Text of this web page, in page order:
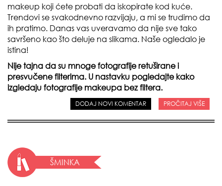
makeup koji ćete probati da iskopirate kod kuće.
Trendovi se svakodnevno razvijaju, a mi se trudimo da
ih pratimo. Danas vas uveravamo da nije sve tako
savršeno kao što deluje na slikama. Naše ogledalo je
istina!
Nije tajna da su mnoge fotografije retuširane i
presvučene filterima. U nastavku pogledajte kako
izgledaju fotografije makeupa bez filtera.
DODAJ NOVI KOMENTAR PROČITAJ VIŠE
ŠMINKA